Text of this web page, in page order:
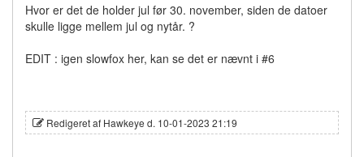
Hvor er det de holder jul før 30. november, siden de datoer
skulle ligge mellem jul og nytår. ?
EDIT : igen slowfox her, kan se det er nævnt i #6
Redigeret af Hawkeye d. 10-01-2023 21:19